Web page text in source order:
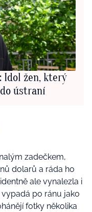
Idol žen, který
ústraní
zadečkem,
dolarů a ráda ho
ale vynalezla i
po ránu jako
fotky několika